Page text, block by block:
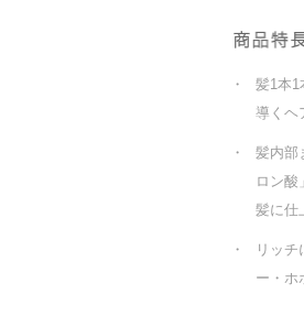
・
髪1本1
導くヘ
・
髪内部
ロン酸
髪に仕
・
リッ
ー・ホ